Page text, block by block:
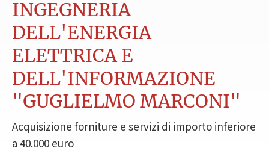
INGEGNERIA
DELL'ENERGIA
ELETTRICA E
DELL'INFORMAZIONE
"GUGLIELMO MARCONI"
Acquisizione forniture e servizi di importo inferiore
a 40.000 euro